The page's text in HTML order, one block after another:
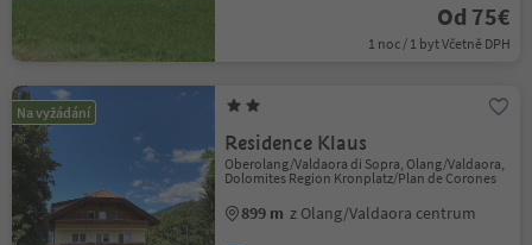
Od 75€
1 noc / 1 byt Včetně DPH
Na vyžádání
Residence Klaus
Oberolang/Valdaora di Sopra, Olang/Valdaora,
Dolomites Region Kronplatz/Plan de Corones
899 m z Olang/Valdaora centrum